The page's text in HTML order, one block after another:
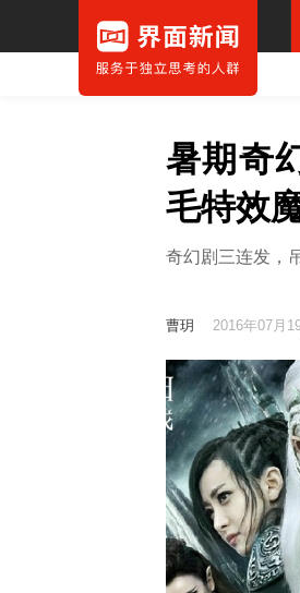
暑期奇
毛特效
奇幻剧三连发，
曹玥 2016年07月